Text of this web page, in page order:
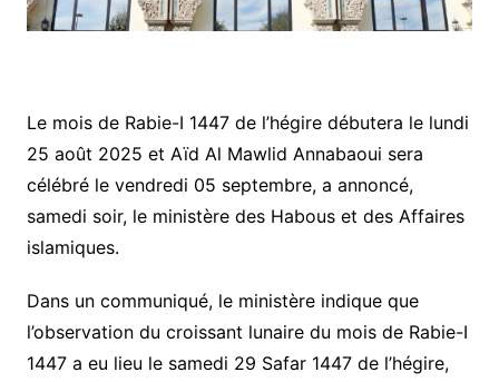
Le mois de Rabie-I 1447 de l’hégire débutera le lundi
25 août 2025 et Aïd Al Mawlid Annabaoui sera
célébré le vendredi 05 septembre, a annoncé,
samedi soir, le ministère des Habous et des Affaires
islamiques.
Dans un communiqué, le ministère indique que
l’observation du croissant lunaire du mois de Rabie-I
1447 a eu lieu le samedi 29 Safar 1447 de l’hégire,